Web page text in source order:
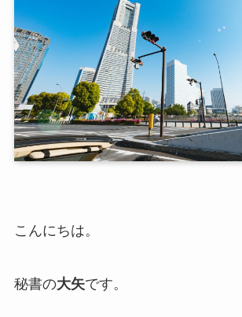
こんにちは。
秘書の大矢です。